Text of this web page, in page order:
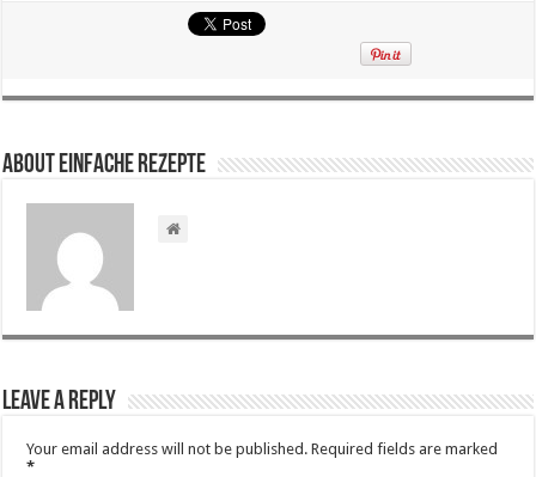
About Einfache Rezepte
Leave a Reply
Your email address will not be published. Required fields are marked
*